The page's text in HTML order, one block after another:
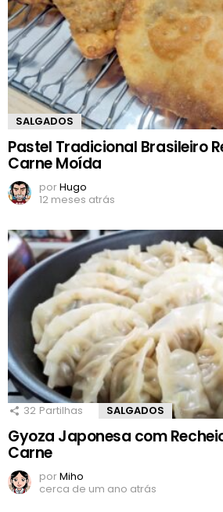
SALGADOS
Pastel Tradicional Brasileiro
Carne Moída
porHugo
12 meses atrás
32 Partilhas SALGADOS
Gyoza Japonesa com
Carne
porMiho
cerca de um ano atrás